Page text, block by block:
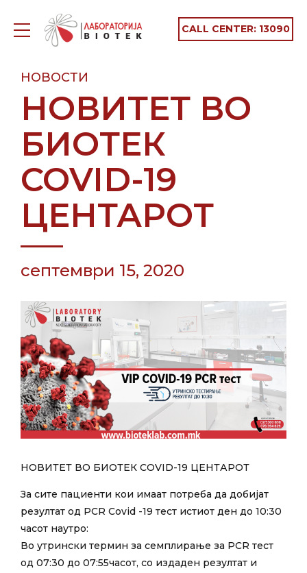
CALL CENTER: 13090
НОВОСТИ
НОВИТЕТ ВО
БИОТЕК
COVID-19
ЦЕНТАРОТ
септември 15, 2020
НОВИТЕТ ВО БИОТЕК COVID-19 ЦЕНТАРОТ
За сите пациенти кои имаат потреба да добијат
резултат од PCR Covid -19 тест истиот ден до 10:30
часот наутро:
Во утрински термин за семплирање за PCR тест
од 07:30 до 07:55часот, со издаден резултат и